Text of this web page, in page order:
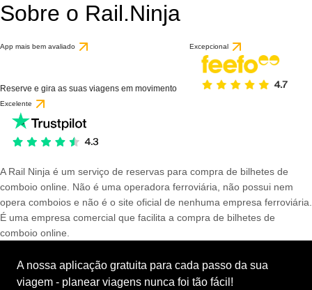
Sobre o Rail.Ninja
App mais bem avaliado
Reserve e gira as suas viagens em movimento
Excepcional
Excelente
A Rail Ninja é um serviço de reservas para compra de bilhetes de
comboio online. Não é uma operadora ferroviária, não possui nem
opera comboios e não é o site oficial de nenhuma empresa ferroviária.
É uma empresa comercial que facilita a compra de bilhetes de
comboio online.
A nossa aplicação gratuita para cada passo da sua
viagem - planear viagens nunca foi tão fácil!